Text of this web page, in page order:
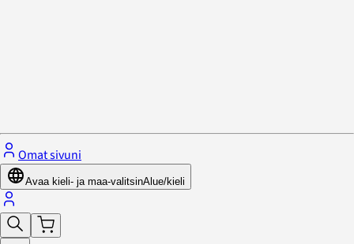
Omat sivuni
Avaa kieli- ja maa-valitsinAlue/kieli